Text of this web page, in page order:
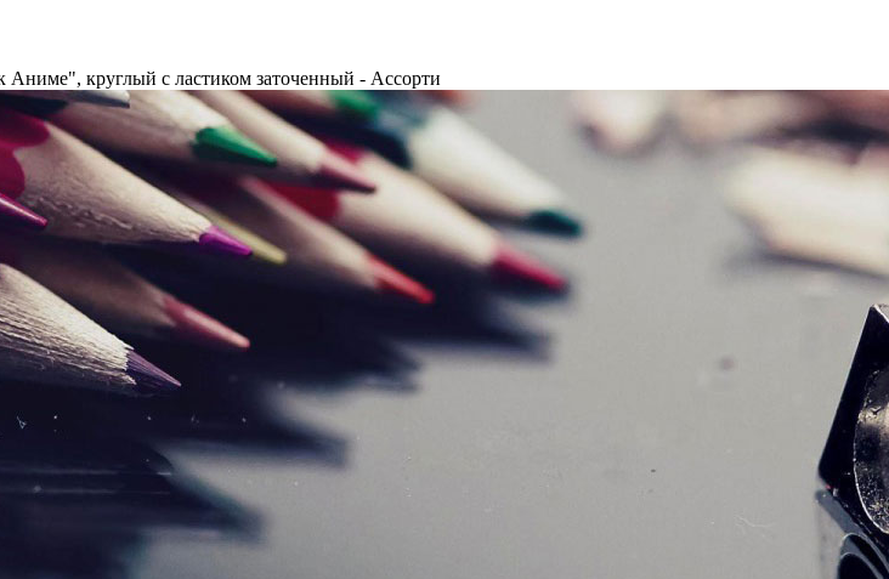
круглый с ластиком заточенный - Ассорти